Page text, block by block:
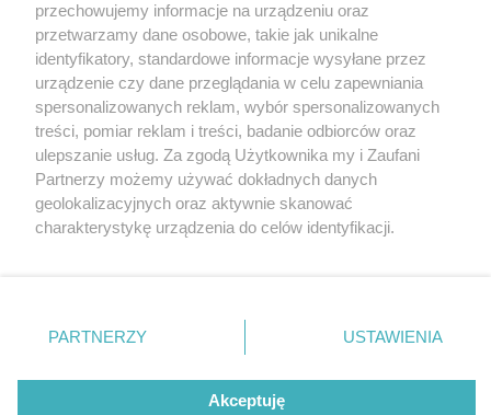
4 / 0
Nie zapomnij
zapoznać się z:
polityką prywatności
Twojemiasto
Piekary Śląskie
Chorzów
Tarnowskie Góry
Gliwice
Skontakuj sięz nami
Kontakt
Redakcja
Newsletter
przechowujemy informacje na urządzeniu oraz
przetwarzamy dane osobowe, takie jak unikalne
identyfikatory, standardowe informacje wysyłane przez
urządzenie czy dane przeglądania w celu zapewniania
spersonalizowanych reklam, wybór spersonalizowanych
treści, pomiar reklam i treści, badanie odbiorców oraz
ulepszanie usług. Za zgodą Użytkownika my i Zaufani
Partnerzy możemy używać dokładnych danych
geolokalizacyjnych oraz aktywnie skanować
charakterystykę urządzenia do celów identyfikacji.
zmienić/wycofać klikając przycisk ustawień prywatności
znajdujący się w lewym dolnym rogu strony
rodzaje przetwarzania danych nie wymagają zgody
użytkownika, ale masz prawo sprzeciwić się takiemu
PARTNERZY USTAWIENIA
Akceptuję